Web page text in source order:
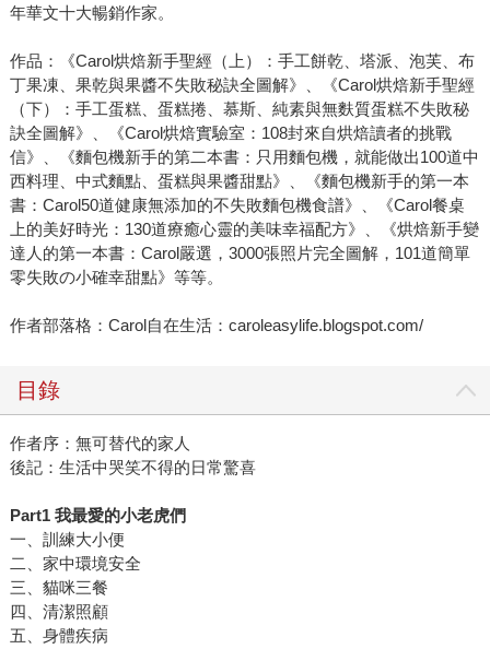
年華文十大暢銷作家。
作品：《Carol烘焙新手聖經（上）：手工餅乾、塔派、泡芙、布
丁果凍、果乾與果醬不失敗秘訣全圖解》、《Carol烘焙新手聖經
（下）：手工蛋糕、蛋糕捲、慕斯、純素與無麩質蛋糕不失敗秘
訣全圖解》、《Carol烘焙實驗室：108封來自烘焙讀者的挑戰
信》、《麵包機新手的第二本書：只用麵包機，就能做出100道中
西料理、中式麵點、蛋糕與果醬甜點》、《麵包機新手的第一本
書：Carol50道健康無添加的不失敗麵包機食譜》、《Carol餐桌
上的美好時光：130道療癒心靈的美味幸福配方》、《烘焙新手變
達人的第一本書：Carol嚴選，3000張照片完全圖解，101道簡單
零失敗の小確幸甜點》等等。
作者部落格：Carol自在生活：caroleasylife.blogspot.com/
目錄
作者序：無可替代的家人
後記：生活中哭笑不得的日常驚喜
Part1 我最愛的小老虎們
一、訓練大小便
二、家中環境安全
三、貓咪三餐
四、清潔照顧
五、身體疾病